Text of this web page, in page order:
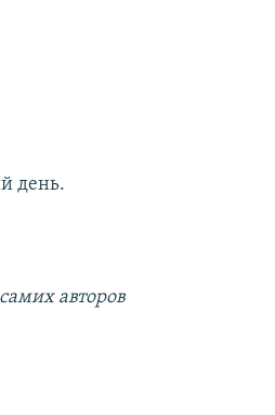
день.
авторов